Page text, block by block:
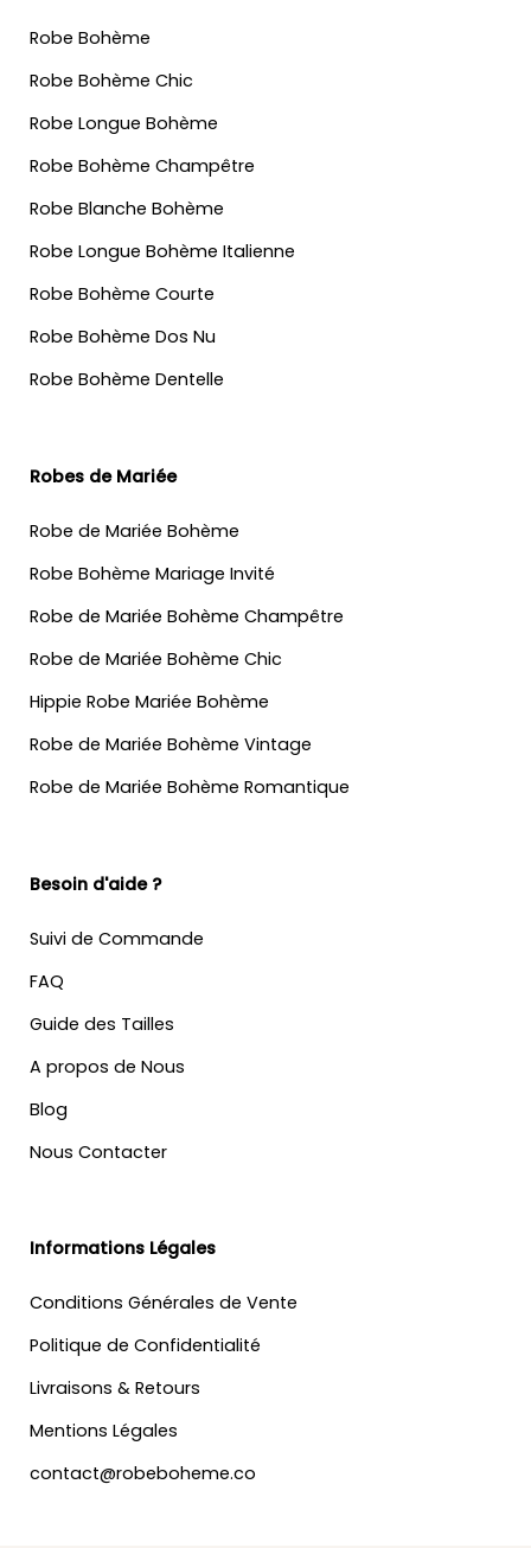
Robe Bohème
Robe Bohème Chic
Robe Longue Bohème
Robe Bohème Champêtre
Robe Blanche Bohème
Robe Longue Bohème Italienne
Robe Bohème Courte
Robe Bohème Dos Nu
Robe Bohème Dentelle
Robes de Mariée
Robe de Mariée Bohème
Robe Bohème Mariage Invité
Robe de Mariée Bohème Champêtre
Robe de Mariée Bohème Chic
Hippie Robe Mariée Bohème
Robe de Mariée Bohème Vintage
Robe de Mariée Bohème Romantique
Besoin d'aide ?
Suivi de Commande
FAQ
Guide des Tailles
A propos de Nous
Blog
Nous Contacter
Informations Légales
Conditions Générales de Vente
Politique de Confidentialité
Livraisons & Retours
Mentions Légales
contact@robeboheme.co